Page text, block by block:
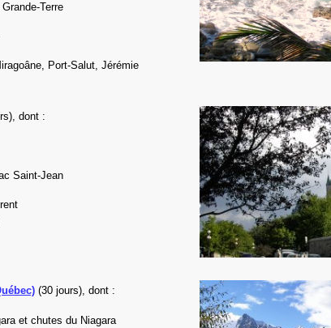
Terre
Port-Salut, Jérémie
dont :
Saint-Jean
(30 jours), dont :
et chutes du Niagara